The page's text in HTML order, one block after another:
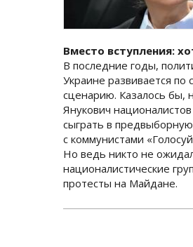
Вместо вступления:
В последние годы,
Украине развивается по
сценарию. Казалось бы,
Янукович
сыграть в
с коммунистами
Но ведь никто не
националистические
протесты на Майдане.